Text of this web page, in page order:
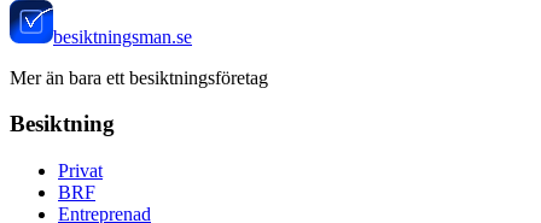
besiktningsman.se
Mer än bara ett besiktningsföretag
Besiktning
Privat
BRF
Entreprenad